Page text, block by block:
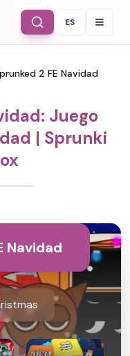
Select
ES
2 FE Navidad
Juego
| Sprunki
Navidad